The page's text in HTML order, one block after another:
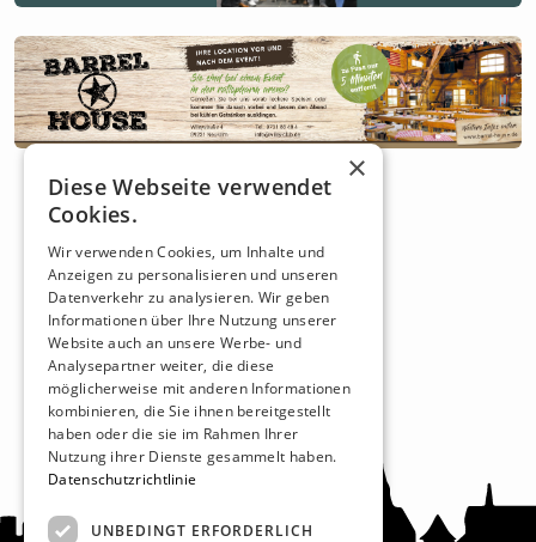
×
Diese Webseite verwendet
Cookies.
Wir verwenden Cookies, um Inhalte und
Anzeigen zu personalisieren und unseren
Datenverkehr zu analysieren. Wir geben
Informationen über Ihre Nutzung unserer
Website auch an unsere Werbe- und
Analysepartner weiter, die diese
möglicherweise mit anderen Informationen
kombinieren, die Sie ihnen bereitgestellt
haben oder die sie im Rahmen Ihrer
Nutzung ihrer Dienste gesammelt haben.
Datenschutzrichtlinie
UNBEDINGT ERFORDERLICH